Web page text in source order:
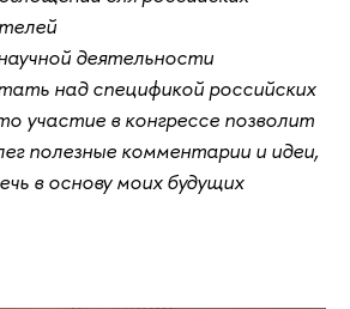
деятельности
над спецификой российских
участие в конгрессе позволит
полезные комментарии и идеи,
в основу моих будущих